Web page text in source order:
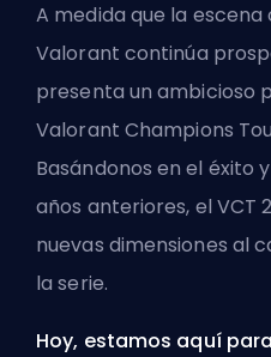
A medida que la
Valorant continúa
presenta un ambicioso
Valorant Champions
Basándonos en el éxito
años anteriores, el
nuevas dimensiones al
la serie.
Hoy, estamos aquí